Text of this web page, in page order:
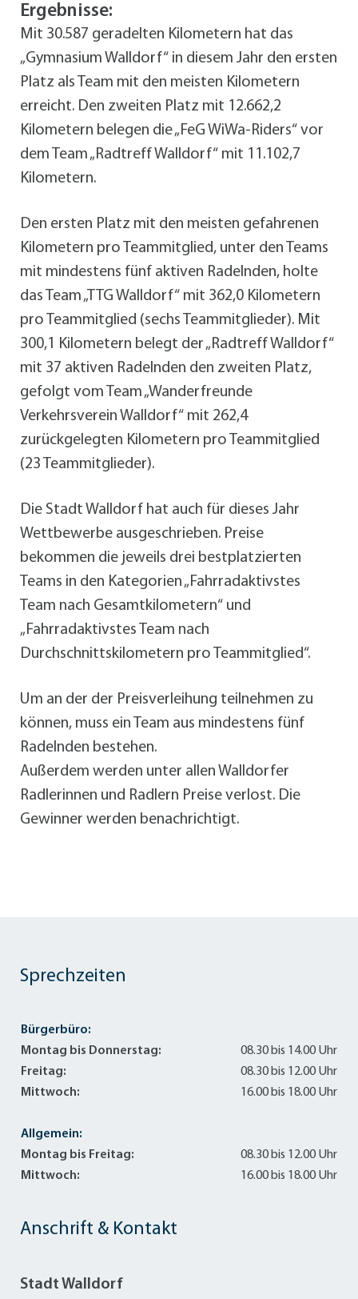
Ergebnisse:
Mit 30.587 geradelten Kilometern hat das
„Gymnasium Walldorf“ in diesem Jahr den ersten
Platz als Team mit den meisten Kilometern
erreicht. Den zweiten Platz mit 12.662,2
Kilometern belegen die „FeG WiWa-Riders“ vor
dem Team „Radtreff Walldorf“ mit 11.102,7
Kilometern.
Den ersten Platz mit den meisten gefahrenen
Kilometern pro Teammitglied, unter den Teams
mit mindestens fünf aktiven Radelnden, holte
das Team „TTG Walldorf“ mit 362,0 Kilometern
pro Teammitglied (sechs Teammitglieder). Mit
300,1 Kilometern belegt der „Radtreff Walldorf“
mit 37 aktiven Radelnden den zweiten Platz,
gefolgt vom Team „Wanderfreunde
Verkehrsverein Walldorf“ mit 262,4
zurückgelegten Kilometern pro Teammitglied
(23 Teammitglieder).
Die Stadt Walldorf hat auch für dieses Jahr
Wettbewerbe ausgeschrieben. Preise
bekommen die jeweils drei bestplatzierten
Teams in den Kategorien „Fahrradaktivstes
Team nach Gesamtkilometern“ und
„Fahrradaktivstes Team nach
Durchschnittskilometern pro Teammitglied“.
Um an der der Preisverleihung teilnehmen zu
können, muss ein Team aus mindestens fünf
Radelnden bestehen.
Außerdem werden unter allen Walldorfer
Radlerinnen und Radlern Preise verlost. Die
Gewinner werden benachrichtigt.
Anschrift & Kontakt
Stadt Walldorf
Sprechzeiten
Bürgerbüro:
Montag bis Donnerstag:
08.30 bis 14.00 Uhr
Freitag:
08.30 bis 12.00 Uhr
Mittwoch:
16.00 bis 18.00 Uhr
Allgemein:
Montag bis Freitag:
08.30 bis 12.00 Uhr
Mittwoch:
16.00 bis 18.00 Uhr